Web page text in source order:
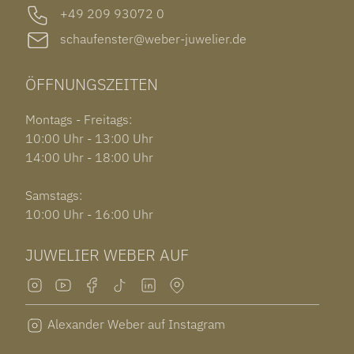
+49 209 93072 0
schaufenster@weber-juwelier.de
ÖFFNUNGSZEITEN
Montags - Freitags:
10:00 Uhr - 13:00 Uhr
14:00 Uhr - 18:00 Uhr
Samstags:
10:00 Uhr - 16:00 Uhr
JUWELIER WEBER AUF
Alexander Weber auf Instagram